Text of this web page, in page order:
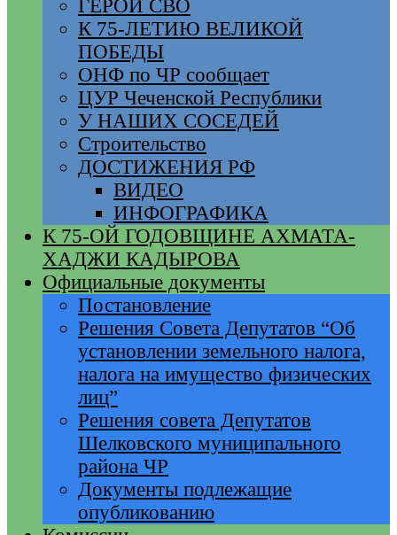
ГЕРОИ СВО
К 75-ЛЕТИЮ ВЕЛИКОЙ
ПОБЕДЫ
ОНФ по ЧР сообщает
ЦУР Чеченской Республики
У НАШИХ СОСЕДЕЙ
Строительство
ДОСТИЖЕНИЯ РФ
ВИДЕО
ИНФОГРАФИКА
К 75-ОЙ ГОДОВЩИНЕ АХМАТА-
ХАДЖИ КАДЫРОВА
Официальные документы
Постановление
Решения Совета Депутатов “Об
установлении земельного налога,
налога на имущество физических
лиц”
Решения совета Депутатов
Шелковского муниципального
района ЧР
Документы подлежащие
опубликованию